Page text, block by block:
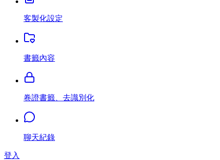
客製化設定
書籤內容
卷證書籤、去識別化
聊天紀錄
登入